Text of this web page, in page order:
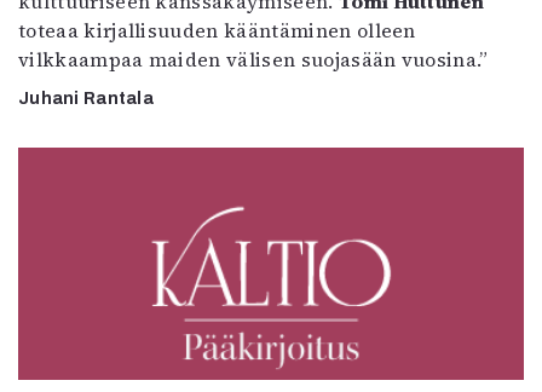
toteaa kirjallisuuden kääntäminen olleen
vilkkaampaa maiden välisen suojasään vuosina.”
Juhani Rantala